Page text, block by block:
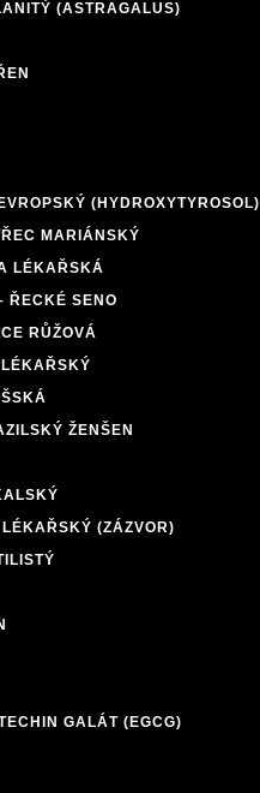
(ASTRAGALUS)
(HYDROXYTYROSOL)
MARIÁNSKÝ
LÉKAŘSKÁ
ŘECKÉ SENO
RŮŽOVÁ
ŽENŠEN
(ZÁZVOR)
GALÁT (EGCG)